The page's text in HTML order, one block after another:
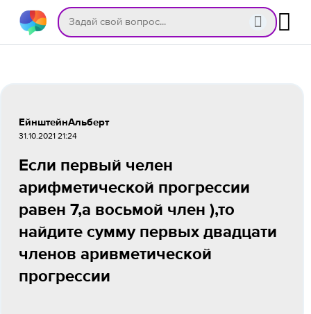
ЕйнштейнАльберт
31.10.2021 21:24
Если первый челен
арифметической прогрессии
равен 7,а восьмой член ),то
найдите сумму первых двадцати
членов аривметической
прогрессии